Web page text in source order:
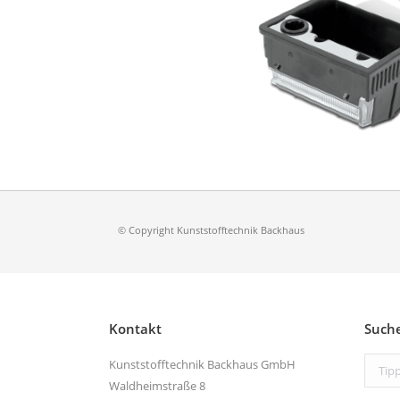
© Copyright Kunststofftechnik Backhaus
Kontakt
Kunststofftechnik Backhaus GmbH
Waldheimstraße 8